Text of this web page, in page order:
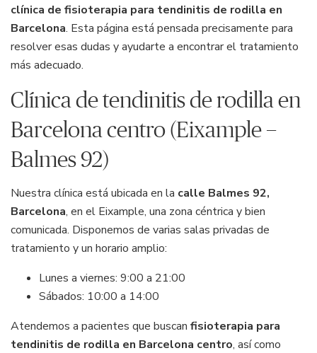
clínica de fisioterapia para tendinitis de rodilla en
Barcelona. Esta página está pensada precisamente para
resolver esas dudas y ayudarte a encontrar el tratamiento
más adecuado.
Clínica de tendinitis de rodilla en
Barcelona centro (Eixample –
Balmes 92)
Nuestra clínica está ubicada en la calle Balmes 92,
Barcelona, en el Eixample, una zona céntrica y bien
comunicada. Disponemos de varias salas privadas de
tratamiento y un horario amplio:
Lunes a viernes: 9:00 a 21:00
Sábados: 10:00 a 14:00
Atendemos a pacientes que buscan fisioterapia para
tendinitis de rodilla en Barcelona centro, así como